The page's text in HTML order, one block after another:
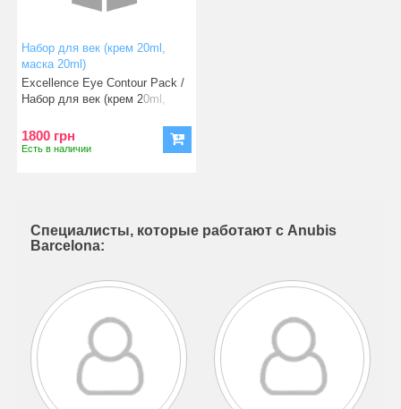
Набор для век (крем 20ml,
маска 20ml)
Excellence Eye Contour Pack /
Набор для век (крем 20ml,
1800 грн
Есть в наличии
Специалисты, которые работают с Anubis
Barcelona: